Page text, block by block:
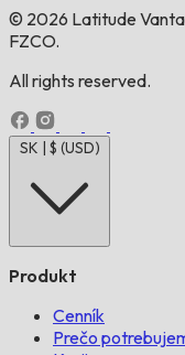
© 2026 Latitude
FZCO.
All rights reserved.
SK | $ (USD)
Produkt
Cenník
Prečo